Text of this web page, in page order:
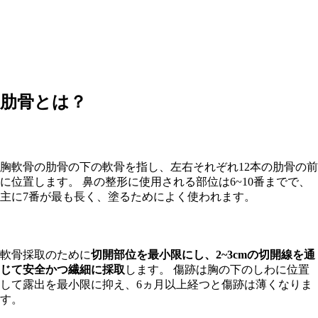
肋骨とは？
胸軟骨の肋骨の下の軟骨を指し、左右それぞれ12本の肋骨の前
に位置します。 鼻の整形に使用される部位は6~10番までで、
主に7番が最も長く、塗るためによく使われます。
軟骨採取のために切開部位を最小限にし、2~3cmの切開線を通
じて安全かつ繊細に採取 します。 傷跡は胸の下のしわに位置
して露出を最小限に抑え、6ヵ月以上経つと傷跡は薄くなりま
す。